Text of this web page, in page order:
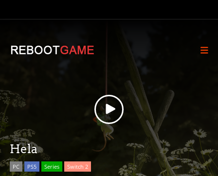
Hela
PC PS5 Series Switch 2